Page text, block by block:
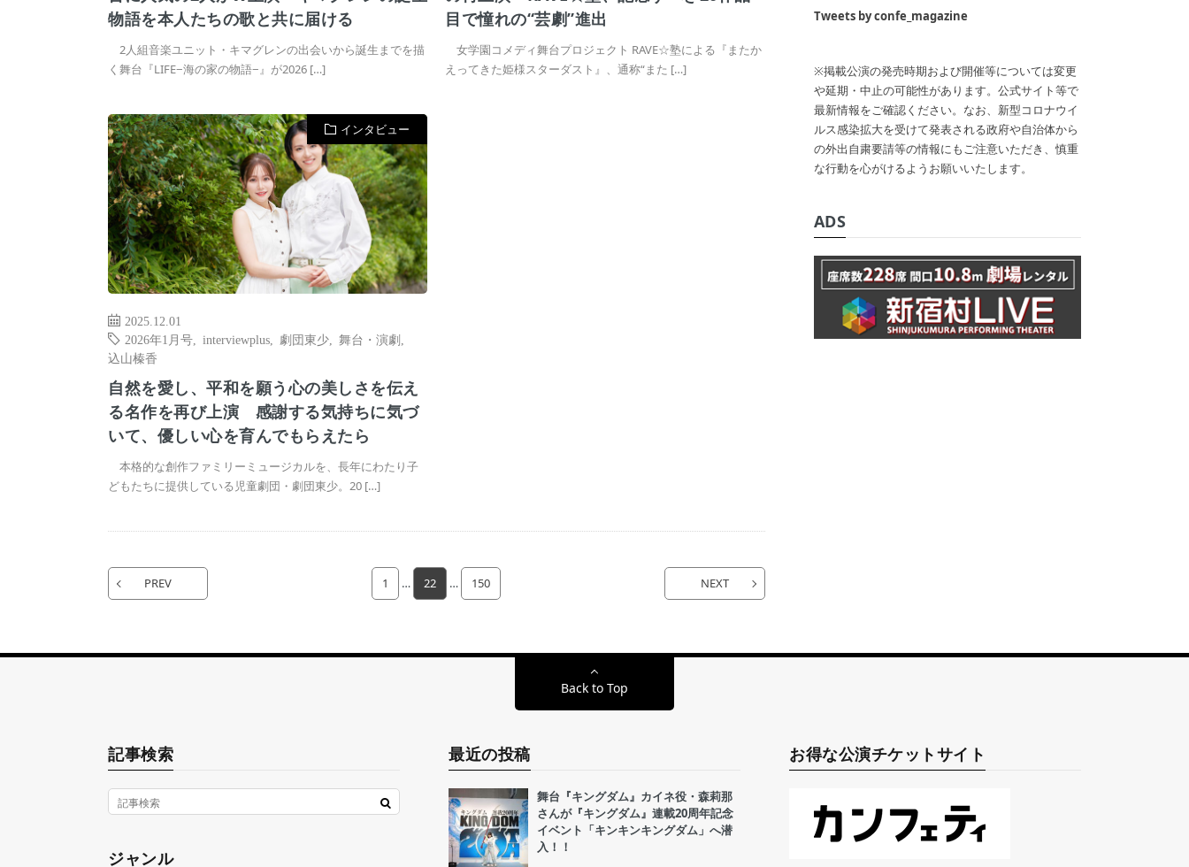
物語を本人たちの歌と共に届ける
2人組音楽ユニット・キマグレンの出会いから誕生までを描
く舞台『LIFE−海の家の物語−』が2026 […]
目で憧れの“芸劇”進出
女学園コメディ舞台プロジェクト RAVE☆塾による『またか
えってきた姫様スターダスト』、通称“また […]
インタビュー
2025.12.01
2026年1月号
interviewplus 劇団東少 舞台・演劇
込山榛香
自然を愛し、平和を願う心の美しさを伝え
る名作を再び上演 感謝する気持ちに気づ
いて、優しい心を育んでもらえたら
本格的な創作ファミリーミュージカルを、長年にわたり子
どもたちに提供している児童劇団・劇団東少。20 […]
PREV 1 … 22 … 150 NEXT
Tweets by confe_magazine
※掲載公演の発売時期および開催等については変更
や延期・中止の可能性があります。公式サイト等で
最新情報をご確認ください。なお、新型コロナウイ
ルス感染拡大を受けて発表される政府や自治体から
の外出自粛要請等の情報にもご注意いただき、慎重
な行動を心がけるようお願いいたします。
ADS
Back to Top
記事検索
ジャンル
最近の投稿
舞台『キングダム』カイネ役・森莉那
さんが『キングダム』連載20周年記念
イベント「キンキンキングダム」へ潜
入！！
お得な公演チケットサイト